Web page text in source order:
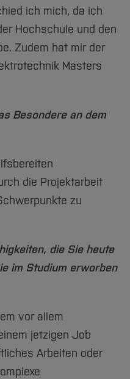
ich mich, da ich
Hochschule und den
Zudem hat mir der
Masters
Besondere an dem
die Projektarbeit
zu
die Sie heute
im Studium erworben
vor allem
jetzigen Job
Arbeiten oder